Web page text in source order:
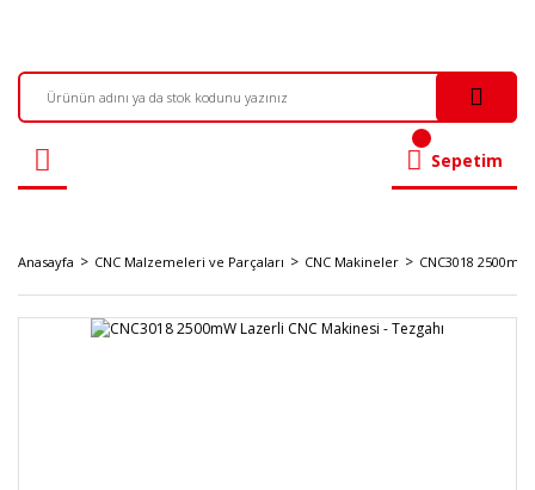
Sepetim
Anasayfa CNC Malzemeleri ve Parçaları CNC Makineler CNC3018